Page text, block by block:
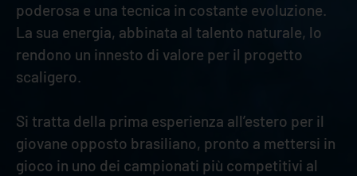
poderosa e una tecnica in costante evoluzione.
La sua energia, abbinata al talento naturale, lo
rendono un innesto di valore per il progetto
scaligero.
Si tratta della prima esperienza all’estero per il
giovane opposto brasiliano, pronto a mettersi in
gioco in uno dei campionati più competitivi al